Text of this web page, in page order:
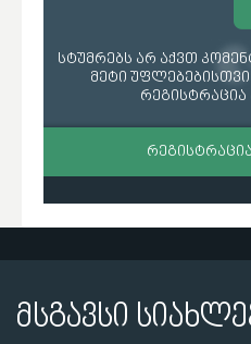
სტუმრებს არ აქვთ
მეტი
რეგისტრაცია
მსგავსი